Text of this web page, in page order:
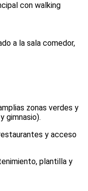
con walking
a la sala comedor,
zonas verdes y
gimnasio).
y acceso
plantilla y